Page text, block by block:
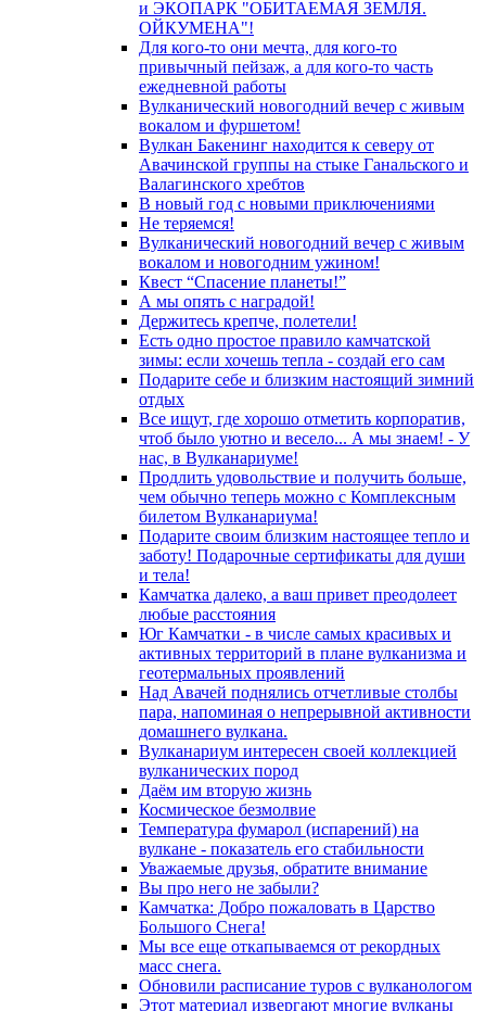
и ЭКОПАРК "ОБИТАЕМАЯ ЗЕМЛЯ.
ОЙКУМЕНА"!
Для кого-то они мечта, для кого-то
привычный пейзаж, а для кого-то часть
ежедневной работы
Вулканический новогодний вечер с живым
вокалом и фуршетом!
Вулкан Бакенинг находится к северу от
Авачинской группы на стыке Ганальского и
Валагинского хребтов
В новый год с новыми приключениями
Не теряемся!
Вулканический новогодний вечер с живым
вокалом и новогодним ужином!
Квест “Спасение планеты!”
А мы опять с наградой!
Держитесь крепче, полетели!
Есть одно простое правило камчатской
зимы: если хочешь тепла - создай его сам
Подарите себе и близким настоящий зимний
отдых
Все ищут, где хорошо отметить корпоратив,
чтоб было уютно и весело... А мы знаем! - У
нас, в Вулканариуме!
Продлить удовольствие и получить больше,
чем обычно теперь можно с Комплексным
билетом Вулканариума!
Подарите своим близким настоящее тепло и
заботу! Подарочные сертификаты для души
и тела!
Камчатка далеко, а ваш привет преодолеет
любые расстояния
Юг Камчатки - в числе самых красивых и
активных территорий в плане вулканизма и
геотермальных проявлений
Над Авачей поднялись отчетливые столбы
пара, напоминая о непрерывной активности
домашнего вулкана.
Вулканариум интересен своей коллекцией
вулканических пород
Даём им вторую жизнь
Космическое безмолвие
Температура фумарол (испарений) на
вулкане - показатель его стабильности
Уважаемые друзья, обратите внимание
Вы про него не забыли?
Камчатка: Добро пожаловать в Царство
Большого Снега!
Мы все еще откапываемся от рекордных
масс снега.
Обновили расписание туров с вулканологом
Этот материал извергают многие вулканы